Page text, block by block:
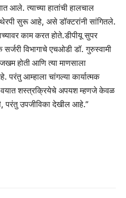
आले. त्याच्या हातांची हालचाल
थेरपी सुरू आहे, असे डॉक्टरांनी सांगितले.
काम करत होते.डीपीयू सुपर
सर्जरी विभागाचे एचओडी डॉ. गुरुस्वामी
होती आणि त्या माणसाला
परंतु आम्हाला चांगल्या कार्यात्मक
वयात शस्त्रक्रियेचे अपयश म्हणजे केवळ
परंतु उपजीविका देखील आहे.”